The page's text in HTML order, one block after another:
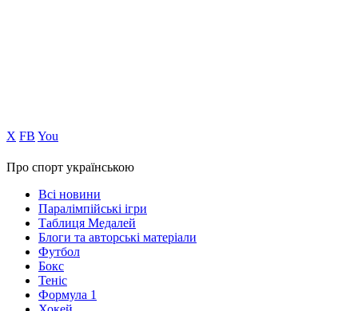
Х FB You
Про спорт українською
Всі новини
Паралімпійські ігри
Таблиця Медалей
Блоги та авторські матеріали
Футбол
Бокс
Теніс
Формула 1